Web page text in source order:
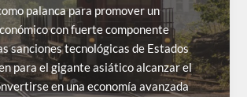
palanca para promover un
con fuerte componente
sanciones tecnológicas de Estados
para el gigante asiático alcanzar el
en una economía avanzada